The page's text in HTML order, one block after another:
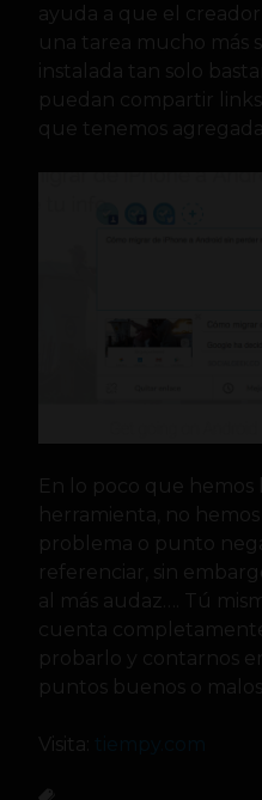
ayuda a que el
una tarea mucho más
instalada tan solo
puedan compartir links
que tenemos
En lo poco que
herramienta, no
problema o punto
referenciar, sin
al más audaz…. Tú
cuenta completamente
probarlo y contarnos
puntos buenos o
Visita: